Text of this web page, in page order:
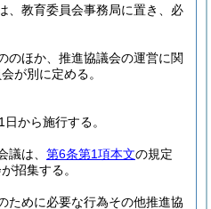
、教育委員会事務局に置き、必
のほか、推進協議会の運営に関
が別に定める。
から施行する。
議は、 第6条第1項本文の規定
招集する。
ために必要な行為その他推進協